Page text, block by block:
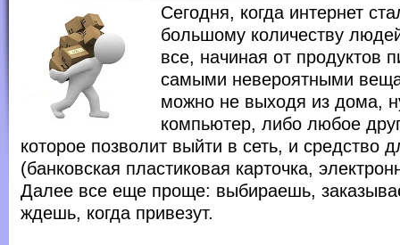
Сегодня, когда интернет
большому количеству
все, начиная от продуктов
самыми невероятными
можно не выходя из дома,
компьютер, либо любое
которое позволит выйти в сеть, и средство
(банковская пластиковая карточка,
Далее все еще проще: выбираешь,
ждешь, когда привезут.